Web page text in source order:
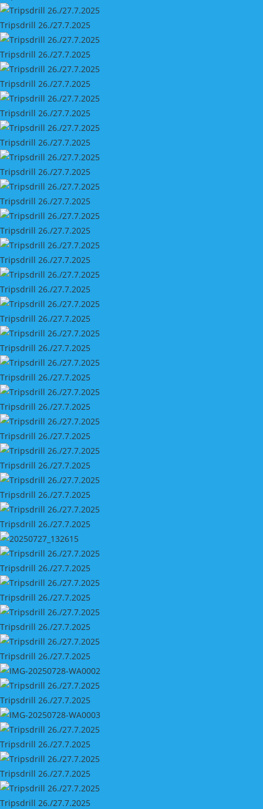
Tripsdrill 26./27.7.2025
Tripsdrill 26./27.7.2025
Tripsdrill 26./27.7.2025
Tripsdrill 26./27.7.2025
Tripsdrill 26./27.7.2025
Tripsdrill 26./27.7.2025
Tripsdrill 26./27.7.2025
Tripsdrill 26./27.7.2025
Tripsdrill 26./27.7.2025
Tripsdrill 26./27.7.2025
Tripsdrill 26./27.7.2025
Tripsdrill 26./27.7.2025
Tripsdrill 26./27.7.2025
Tripsdrill 26./27.7.2025
Tripsdrill 26./27.7.2025
Tripsdrill 26./27.7.2025
Tripsdrill 26./27.7.2025
Tripsdrill 26./27.7.2025
Tripsdrill 26./27.7.2025
Tripsdrill 26./27.7.2025
Tripsdrill 26./27.7.2025
Tripsdrill 26./27.7.2025
Tripsdrill 26./27.7.2025
Tripsdrill 26./27.7.2025
Tripsdrill 26./27.7.2025
Tripsdrill 26./27.7.2025